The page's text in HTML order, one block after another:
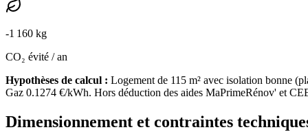
-1 160 kg
CO₂ évité / an
Hypothèses de calcul : Logement de 115 m² avec isolation bonne (
Gaz 0.1274 €/kWh. Hors déduction des aides MaPrimeRénov' et
Dimensionnement et contraintes